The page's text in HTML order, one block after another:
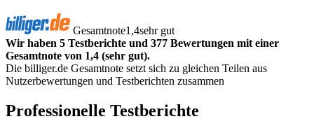
Gesamtnote1,4sehr gut
Wir haben 5 Testberichte und 377 Bewertungen mit einer
Gesamtnote von 1,4 (sehr gut).
Die billiger.de Gesamtnote setzt sich zu gleichen Teilen aus
Nutzerbewertungen und Testberichten zusammen
Professionelle Testberichte